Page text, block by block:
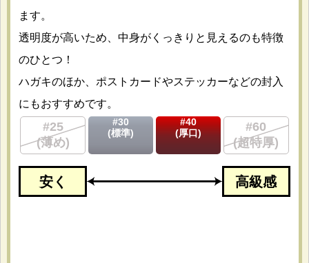
ます。
透明度が高いため、中身がくっきりと見えるのも特徴
のひとつ！
ハガキのほか、ポストカードやステッカーなどの封入
にもおすすめです。
#25
(薄め)
#30
(標準)
#40
(厚口)
#60
(超特厚)
安く 高級感